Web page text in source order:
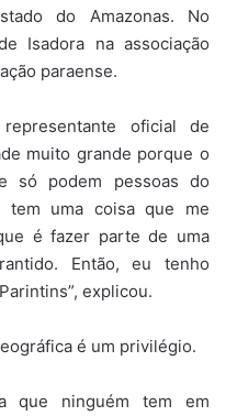
do Amazonas. No
Isadora na associação
paraense.
oficial de
muito grande porque o
só podem pessoas do
tem uma coisa que me
é fazer parte de uma
Então, eu tenho
explicou.
é um privilégio.
que ninguém tem em